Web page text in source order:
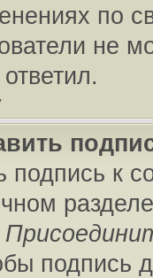
по
не
подпись к
подпись